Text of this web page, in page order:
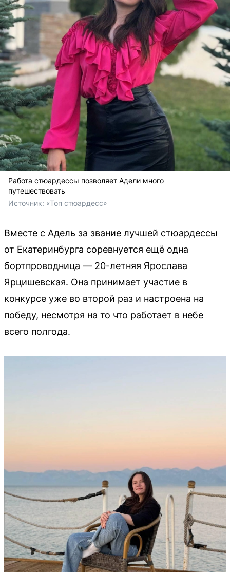
Работа стюардессы позволяет Адели много
путешествовать
Источник: «Топ стюардесс»
Вместе с Адель за звание лучшей стюардессы
от Екатеринбурга соревнуется ещё одна
бортпроводница — 20-летняя Ярослава
Ярцишевская. Она принимает участие в
конкурсе уже во второй раз и настроена на
победу, несмотря на то что работает в небе
всего полгода.